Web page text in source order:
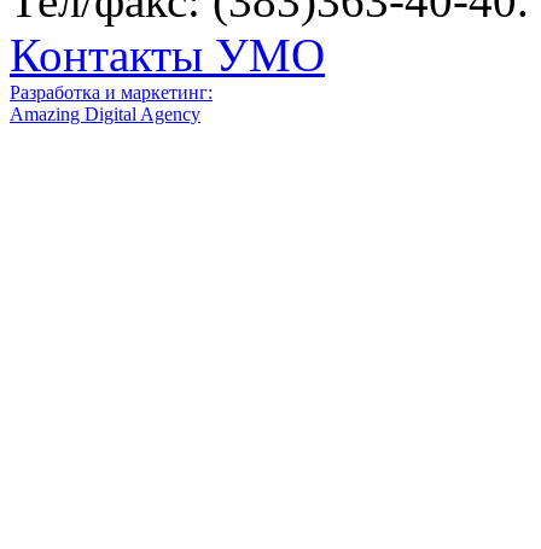
Контакты УМО
Разработка и маркетинг:
Amazing Digital Agency